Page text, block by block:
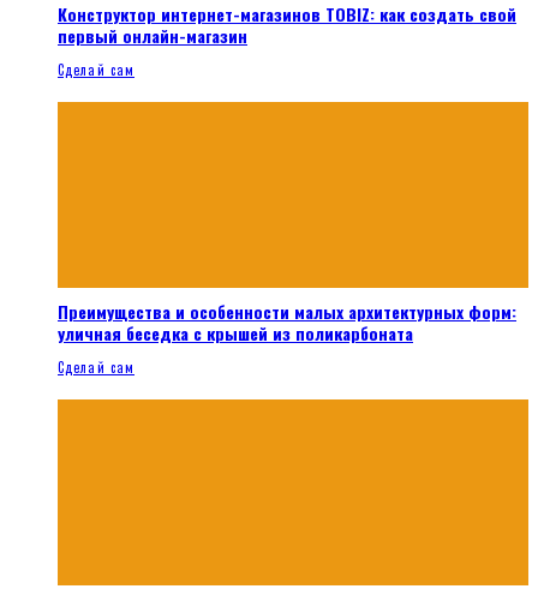
Конструктор интернет-магазинов TOBIZ: как создать свой
первый онлайн-магазин
Сделай сам
Преимущества и особенности малых архитектурных форм:
уличная беседка с крышей из поликарбоната
Сделай сам